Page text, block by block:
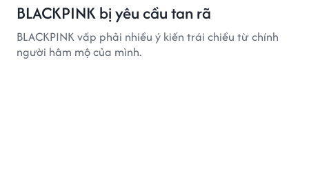
BLACKPINK bị yêu cầu tan rã
BLACKPINK vấp phải nhiều ý kiến trái chiều từ chính
người hâm mộ của mình.